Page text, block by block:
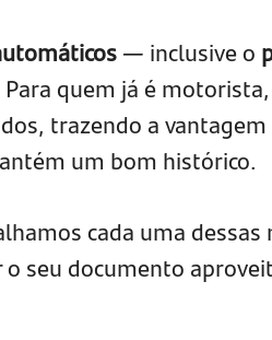
— inclusive o
Para quem já é
trazendo a
um bom histórico.
cada uma dessas
seu documento